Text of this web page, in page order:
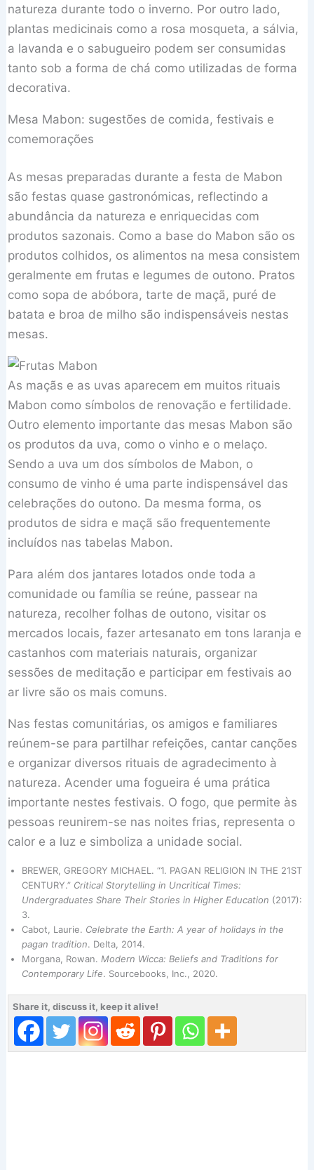
natureza durante todo o inverno. Por outro lado,
plantas medicinais como a rosa mosqueta, a sálvia,
a lavanda e o sabugueiro podem ser consumidas
tanto sob a forma de chá como utilizadas de forma
decorativa.
Mesa Mabon: sugestões de comida, festivais e
comemorações
As mesas preparadas durante a festa de Mabon
são festas quase gastronómicas, reflectindo a
abundância da natureza e enriquecidas com
produtos sazonais. Como a base do Mabon são os
produtos colhidos, os alimentos na mesa consistem
geralmente em frutas e legumes de outono. Pratos
como sopa de abóbora, tarte de maçã, puré de
batata e broa de milho são indispensáveis ​​nestas
mesas.
As maçãs e as uvas aparecem em muitos rituais
Mabon como símbolos de renovação e fertilidade.
Outro elemento importante das mesas Mabon são
os produtos da uva, como o vinho e o melaço.
Sendo a uva um dos símbolos de Mabon, o
consumo de vinho é uma parte indispensável das
celebrações do outono. Da mesma forma, os
produtos de sidra e maçã são frequentemente
incluídos nas tabelas Mabon.
Para além dos jantares lotados onde toda a
comunidade ou família se reúne, passear na
natureza, recolher folhas de outono, visitar os
mercados locais, fazer artesanato em tons laranja e
castanhos com materiais naturais, organizar
sessões de meditação e participar em festivais ao
ar livre são os mais comuns.
Nas festas comunitárias, os amigos e familiares
reúnem-se para partilhar refeições, cantar canções
e organizar diversos rituais de agradecimento à
natureza. Acender uma fogueira é uma prática
importante nestes festivais. O fogo, que permite às
pessoas reunirem-se nas noites frias, representa o
calor e a luz e simboliza a unidade social.
BREWER, GREGORY MICHAEL. “1. PAGAN RELIGION IN THE 21ST
CENTURY.” Critical Storytelling in Uncritical Times:
Undergraduates Share Their Stories in Higher Education (2017):
3.
Cabot, Laurie. Celebrate the Earth: A year of holidays in the
pagan tradition. Delta, 2014.
Morgana, Rowan.Modern Wicca: Beliefs and Traditions for
Contemporary Life. Sourcebooks, Inc., 2020.
Share it, discuss it, keep it alive!